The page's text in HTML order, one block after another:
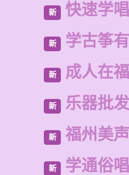
新 快速学
新 学古筝
新 成人在
新 乐器批
新 福州美
新 学通俗